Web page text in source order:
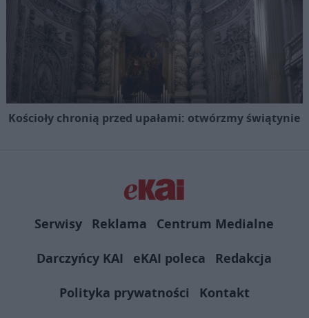
Kościoły chronią przed upałami: otwórzmy świątynie
Serwisy Reklama
Centrum Medialne
Darczyńcy KAI
eKAI poleca
Redakcja
Polityka prywatności
Kontakt